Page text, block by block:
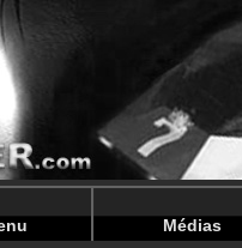
in /
in /
Médias